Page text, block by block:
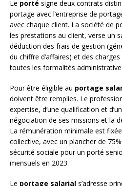
Le porté signe deux contrats
portage avec l’entreprise de
avec chaque client. La société de
les prestations au client, verse un
déduction des frais de gestion
du chiffre d’affaires) et des
toutes les formalités
Pour être éligible au portage
doivent être remplies. Le
expertise, d’une qualification et
négociation de ses missions et la
La rémunération minimale est
collective, avec un plancher de
sécurité sociale pour un porté
mensuels en 2023.
Le portage salarial s’adresse